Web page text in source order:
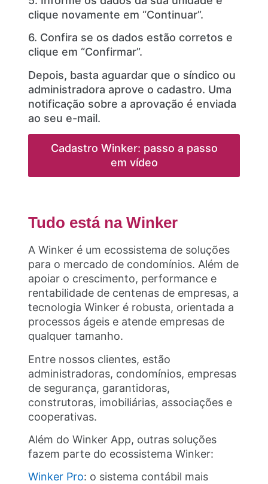
clique novamente em “Continuar”.
6. Confira se os dados estão corretos e
clique em “Confirmar”.
Depois, basta aguardar que o síndico ou
administradora aprove o cadastro. Uma
notificação sobre a aprovação é enviada
ao seu e-mail.
Cadastro Winker: passo a passo
em vídeo
Tudo está na Winker
A Winker é um ecossistema de soluções
para o mercado de condomínios. Além de
apoiar o crescimento, performance e
rentabilidade de centenas de empresas, a
tecnologia Winker é robusta, orientada a
processos ágeis e atende empresas de
qualquer tamanho.
Entre nossos clientes, estão
administradoras, condomínios, empresas
de segurança, garantidoras,
construtoras, imobiliárias, associações e
cooperativas.
Além do Winker App, outras soluções
fazem parte do ecossistema Winker:
Winker Pro: o sistema contábil mais